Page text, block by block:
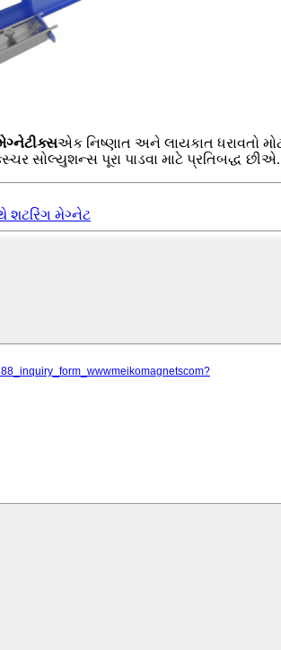
એક નિષ્ણાત અને લાયકાત ધરાવતો
સોલ્યુશન્સ પૂરા પાડવા માટે પ્રતિબદ્ધ છીએ.
શટરિંગ મેગ્નેટ